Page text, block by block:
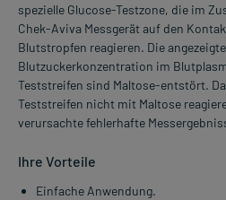
spezielle Glucose-Testzone, die im
Chek-Aviva Messgerät auf den
Blutstropfen reagieren. Die
Blutzuckerkonzentration im
Teststreifen sind Maltose-entstört.
Teststreifen nicht mit Maltose
verursachte fehlerhafte
Ihre Vorteile
Einfache Anwendung.